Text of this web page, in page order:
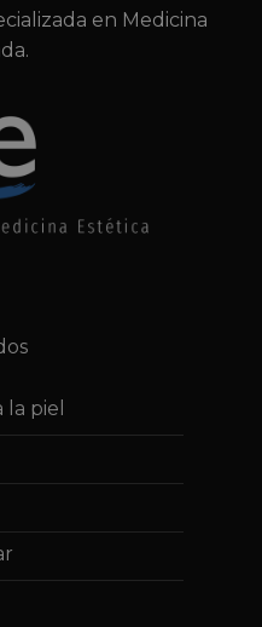
en Medicina
piel